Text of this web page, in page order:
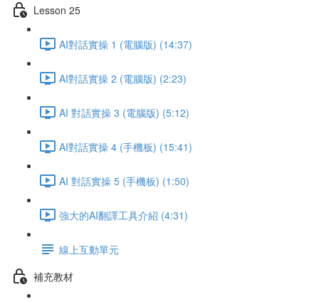
Lesson 25
AI對話實操 1 (電腦版) (14:37)
AI對話實操 2 (電腦版) (2:23)
AI 對話實操 3 (電腦版) (5:12)
AI對話實操 4 (手機板) (15:41)
AI 對話實操 5 (手機板) (1:50)
強大的AI翻譯工具介紹 (4:31)
線上互動單元
補充教材